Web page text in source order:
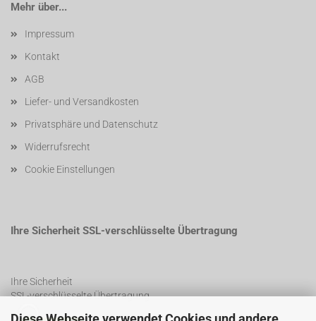
Mehr über...
Impressum
Kontakt
AGB
Liefer- und Versandkosten
Privatsphäre und Datenschutz
Widerrufsrecht
Cookie Einstellungen
Ihre Sicherheit SSL-verschlüsselte Übertragung
Ihre Sicherheit
SSL-verschlüsselte Übertragung